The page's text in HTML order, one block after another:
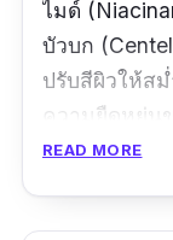
ไมด์
บัวบก
ปรับสีผิวให้ส
ความยืดหยุ่น
นิก
READ MORE